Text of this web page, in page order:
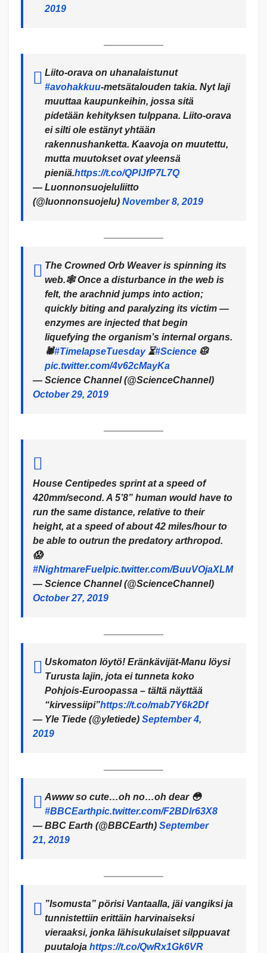
2019
Liito-orava on uhanalaistunut
#avohakkuu-metsätalouden takia. Nyt laji
muuttaa kaupunkeihin, jossa sitä
pidetään kehityksen tulppana. Liito-orava
ei silti ole estänyt yhtään
rakennushanketta. Kaavoja on muutettu,
mutta muutokset ovat yleensä
pieniä.https://t.co/QPIJfP7L7Q
— Luonnonsuojeluliitto
(@luonnonsuojelu) November 8, 2019
The Crowned Orb Weaver is spinning its
web.🕸 Once a disturbance in the web is
felt, the arachnid jumps into action;
quickly biting and paralyzing its victim —
enzymes are injected that begin
liquefying the organism’s internal organs.
🕷#TimelapseTuesday⏳#Science 🥼
pic.twitter.com/4v62cMayKa
— Science Channel (@ScienceChannel)
October 29, 2019
House Centipedes sprint at a speed of
420mm/second. A 5’8” human would have to
run the same distance, relative to their
height, at a speed of about 42 miles/hour to
be able to outrun the predatory arthropod.
😱
#NightmareFuelpic.twitter.com/BuuVOjaXLM
— Science Channel (@ScienceChannel)
October 27, 2019
Uskomaton löytö! Eränkävijät-Manu löysi
Turusta lajin, jota ei tunneta koko
Pohjois-Euroopassa – tältä näyttää
“kirvessiipi”https://t.co/mab7Y6k2Df
— Yle Tiede (@yletiede) September 4,
2019
Awww so cute…oh no…oh dear 😳
#BBCEarthpic.twitter.com/F2BDlr63X8
— BBC Earth (@BBCEarth) September
21, 2019
”Isomusta” pörisi Vantaalla, jäi vangiksi ja
tunnistettiin erittäin harvinaiseksi
vieraaksi, jonka lähisukulaiset silppuavat
puutaloja https://t.co/QwRx1Gk6VR